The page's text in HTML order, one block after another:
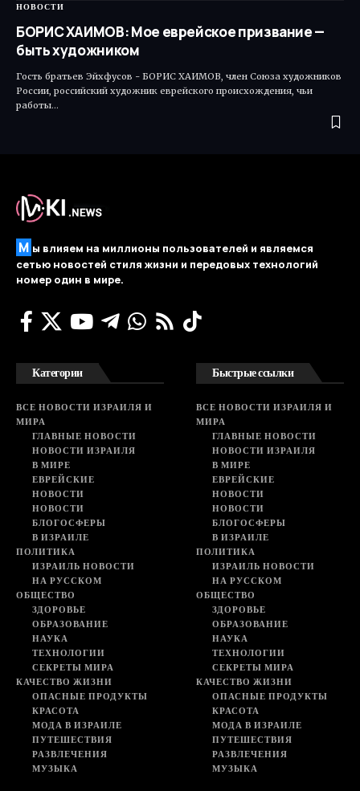
НОВОСТИ
БОРИС ХАИМОВ: Мое еврейское призвание —
быть художником
Гость братьев Эйхфусов - БОРИС ХАИМОВ, член Союза художников
России, российский художник еврейского происхождения, чьи
работы…
М ы влияем на миллионы пользователей и являемся
сетью новостей стиля жизни и передовых технологий
номер один в мире.
Категории
ВСЕ НОВОСТИ ИЗРАИЛЯ И
МИРА
ГЛАВНЫЕ НОВОСТИ
НОВОСТИ ИЗРАИЛЯ
В МИРЕ
ЕВРЕЙСКИЕ
НОВОСТИ
НОВОСТИ
БЛОГОСФЕРЫ
В ИЗРАИЛЕ
ПОЛИТИКА
ИЗРАИЛЬ НОВОСТИ
НА РУССКОМ
ОБЩЕСТВО
ЗДОРОВЬЕ
ОБРАЗОВАНИЕ
НАУКА
ТЕХНОЛОГИИ
СЕКРЕТЫ МИРА
КАЧЕСТВО ЖИЗНИ
ОПАСНЫЕ ПРОДУКТЫ
КРАСОТА
МОДА В ИЗРАИЛЕ
ПУТЕШЕСТВИЯ
РАЗВЛЕЧЕНИЯ
МУЗЫКА
Быстрые ссылки
ВСЕ НОВОСТИ ИЗРАИЛЯ И
МИРА
ГЛАВНЫЕ НОВОСТИ
НОВОСТИ ИЗРАИЛЯ
В МИРЕ
ЕВРЕЙСКИЕ
НОВОСТИ
НОВОСТИ
БЛОГОСФЕРЫ
В ИЗРАИЛЕ
ПОЛИТИКА
ИЗРАИЛЬ НОВОСТИ
НА РУССКОМ
ОБЩЕСТВО
ЗДОРОВЬЕ
ОБРАЗОВАНИЕ
НАУКА
ТЕХНОЛОГИИ
СЕКРЕТЫ МИРА
КАЧЕСТВО ЖИЗНИ
ОПАСНЫЕ ПРОДУКТЫ
КРАСОТА
МОДА В ИЗРАИЛЕ
ПУТЕШЕСТВИЯ
РАЗВЛЕЧЕНИЯ
МУЗЫКА